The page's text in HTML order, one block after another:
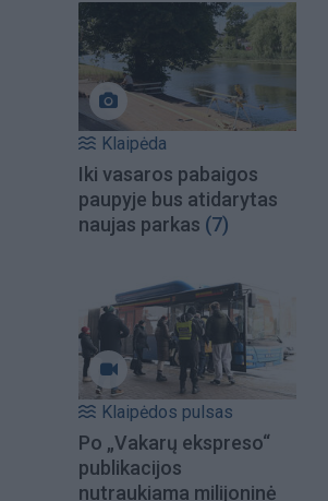
Klaipėda
Iki vasaros pabaigos
paupyje bus atidarytas
naujas parkas (7)
Klaipėdos pulsas
Po „Vakarų ekspreso“
publikacijos
nutraukiama milijoninė